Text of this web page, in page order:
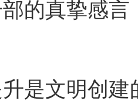
的真挚感
文明创建